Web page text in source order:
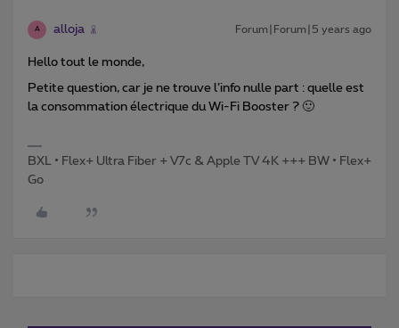
A alloja Forum|Forum|5 years ago
Hello tout le monde,
Petite question, car je ne trouve l’info nulle part : quelle est
la consommation électrique du Wi-Fi Booster ? 🙂
BXL • Flex+ Ultra Fiber + V7c & Apple TV 4K +++ BW • Flex+
Go